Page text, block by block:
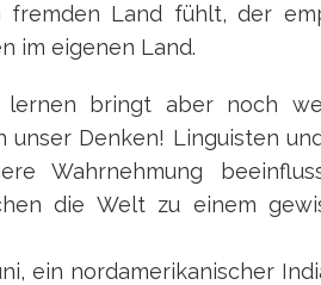
fremden Land fühlt, der
im eigenen Land.
bringt aber noch
unser Denken! Linguisten
Wahrnehmung
die Welt zu einem
ein nordamerikanischer